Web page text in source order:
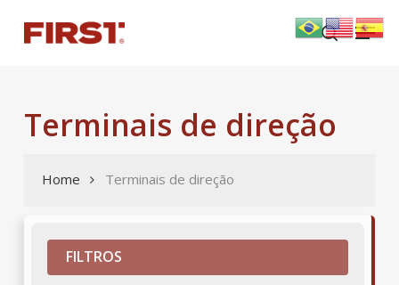
main
search
Menu
Terminais de direção
Home Terminais de direção
FILTROS